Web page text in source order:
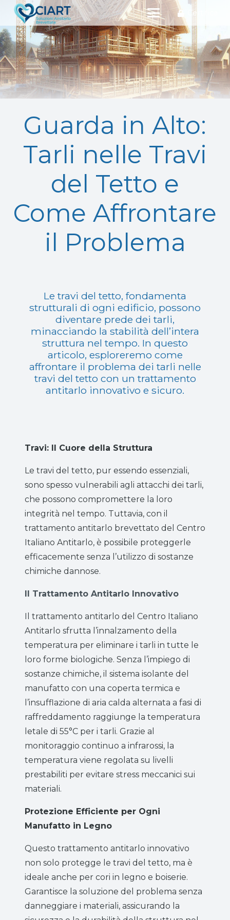
Certifica
Guarda in Alto:
Tarli nelle Travi
del Tetto e
Come Affrontare
il Problema
Le travi del tetto, fondamenta
strutturali di ogni edificio, possono
diventare prede dei tarli,
minacciando la stabilità dell’intera
struttura nel tempo. In questo
articolo, esploreremo come
affrontare il problema dei tarli nelle
travi del tetto con un trattamento
antitarlo innovativo e sicuro.
Travi: Il Cuore della Struttura
Le travi del tetto, pur essendo essenziali,
sono spesso vulnerabili agli attacchi dei tarli,
che possono compromettere la loro
integrità nel tempo. Tuttavia, con il
trattamento antitarlo brevettato del Centro
Italiano Antitarlo, è possibile proteggerle
efficacemente senza l’utilizzo di sostanze
chimiche dannose.
Il Trattamento Antitarlo Innovativo
Il trattamento antitarlo del Centro Italiano
Antitarlo sfrutta l’innalzamento della
temperatura per eliminare i tarli in tutte le
loro forme biologiche. Senza l’impiego di
sostanze chimiche, il sistema isolante del
manufatto con una coperta termica e
l’insufflazione di aria calda alternata a fasi di
raffreddamento raggiunge la temperatura
letale di 55°C per i tarli. Grazie al
monitoraggio continuo a infrarossi, la
temperatura viene regolata su livelli
prestabiliti per evitare stress meccanici sui
materiali.
Protezione Efficiente per Ogni
Manufatto in Legno
Questo trattamento antitarlo innovativo
non solo protegge le travi del tetto, ma è
ideale anche per cori in legno e boiserie.
Garantisce la soluzione del problema senza
danneggiare i materiali, assicurando la